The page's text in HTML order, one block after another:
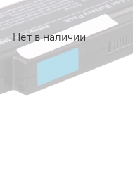
Нет в наличии